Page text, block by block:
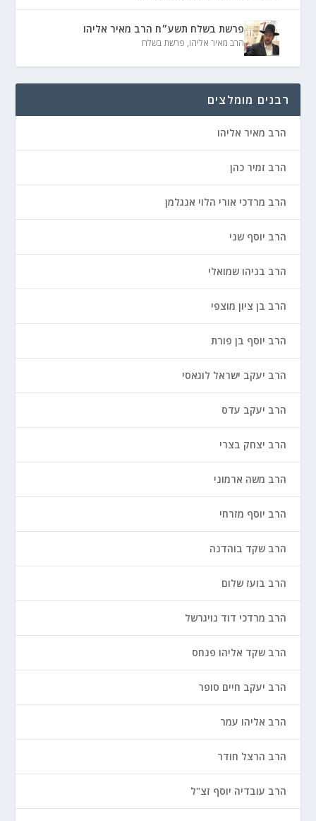
פרשת בשלח תשע״ח הרב מאיר אליהו
הרב מאיר אליהו, פרשת בשלח
רבנים מומלצים
הרב מאיר אליהו
הרב זמיר כהן
הרב מרדכי אורי הלוי אנגלמן
הרב יוסף שני
הרב בניהו שמואלי
הרב בן ציון מוצפי
הרב יוסף בן פורת
הרב יעקב ישראל לוגאסי
הרב יעקב עדס
הרב יצחק בצרי
הרב משה ארמוני
הרב יוסף מזרחי
הרב שקד בוהדנה
הרב בועז שלום
הרב מרדכי דוד נויגרשל
הרב שקד אליהו פנחס
הרב יעקב חיים סופר
הרב אליהו עמר
הרב הרצל חודר
הרב עובדיה יוסף זצ"ל